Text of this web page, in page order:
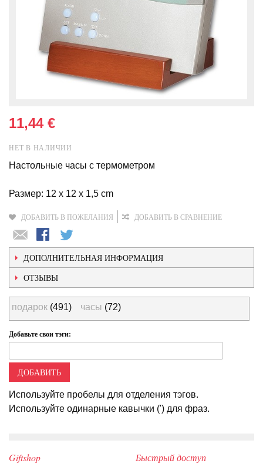
11,44 €
НЕТ В НАЛИЧИИ
Настольные часы с термометром
Размер: 12 x 12 x 1,5 cm
ДОБАВИТЬ В ПОЖЕЛАНИЯ ДОБАВИТЬ В СРАВНЕНИЕ
ДОПОЛНИТЕЛЬНАЯ ИНФОРМАЦИЯ
ОТЗЫВЫ
подарок (491) часы (72)
Добавьте свои тэги:
ДОБАВИТЬ
Используйте пробелы для отделения тэгов.
Используйте одинарные кавычки (') для фраз.
Giftshop Быстрый доступ